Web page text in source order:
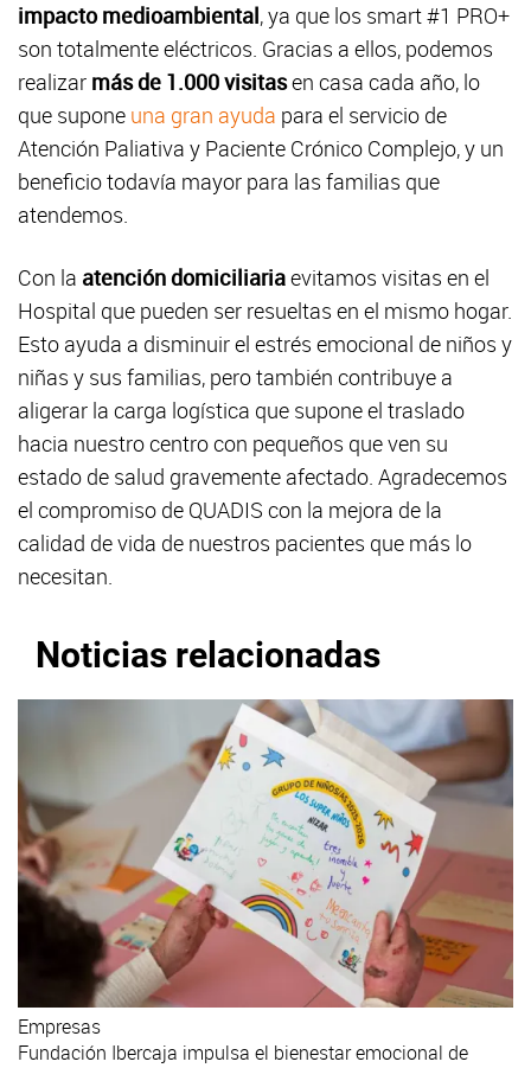
impacto medioambiental, ya que los smart #1 PRO+
son totalmente eléctricos. Gracias a ellos, podemos
realizar más de 1.000 visitasen casa cada año, lo
que supone una gran ayuda para el servicio de
Atención Paliativa y Paciente Crónico Complejo, y un
beneficio todavía mayor para las familias que
atendemos.
Con la atención domiciliariaevitamos visitas en el
Hospital que pueden ser resueltas en el mismo hogar.
Esto ayuda a disminuir el estrés emocional de niños y
niñas y sus familias, pero también contribuye a
aligerar la carga logística que supone el traslado
hacia nuestro centro con pequeños que ven su
estado de salud gravemente afectado. Agradecemos
el compromiso de QUADIS con la mejora de la
calidad de vida de nuestros pacientes que más lo
necesitan.
Noticias relacionadas
Empresas
Fundación Ibercaja impulsa el bienestar emocional de